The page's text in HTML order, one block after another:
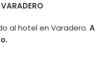
al hotel en Varadero.